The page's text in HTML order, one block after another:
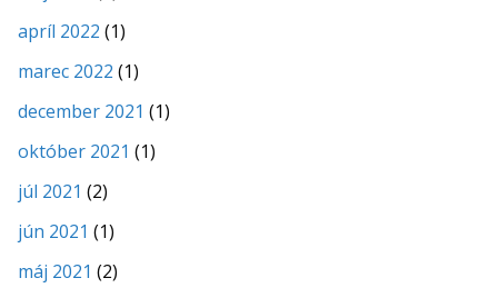
apríl 2022 (1)
marec 2022 (1)
december 2021 (1)
október 2021 (1)
júl 2021 (2)
jún 2021 (1)
máj 2021 (2)